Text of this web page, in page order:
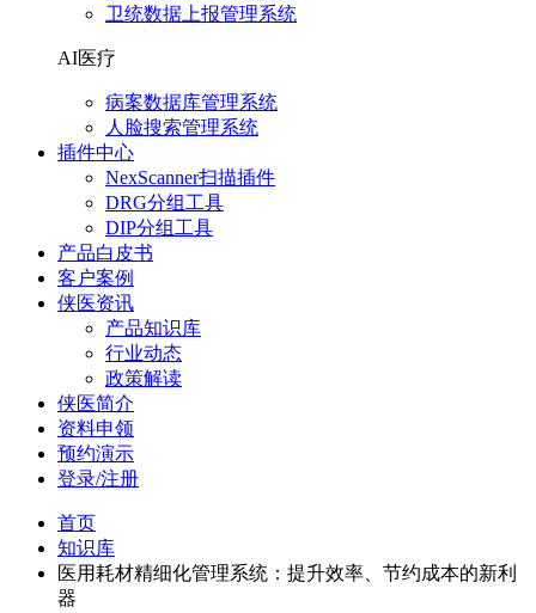
卫统数据上报管理系统
AI医疗
病案数据库管理系统
人脸搜索管理系统
插件中心
NexScanner扫描插件
DRG分组工具
DIP分组工具
产品白皮书
客户案例
侠医资讯
产品知识库
行业动态
政策解读
侠医简介
资料申领
预约演示
登录/注册
首页
知识库
医用耗材精细化管理系统：提升效率、节约成本的新利
器